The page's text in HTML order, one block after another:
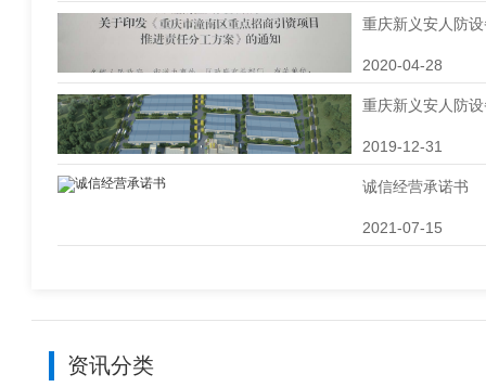
重庆新义安人防
2020-04-28
重庆新义安人防
2019-12-31
诚信经营承诺书
2021-07-15
资讯分类